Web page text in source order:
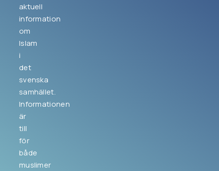
aktuell
information
om
Islam
i
det
svenska
samhället.
Informationen
är
till
för
både
muslimer